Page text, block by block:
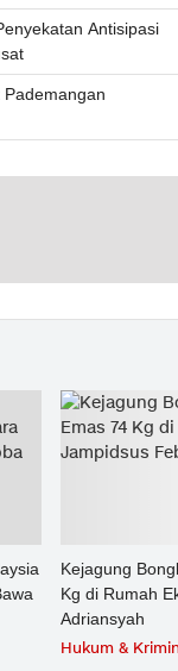
Antisipasi
Kejagung
Kg di Rumah
Adriansyah
Hukum &